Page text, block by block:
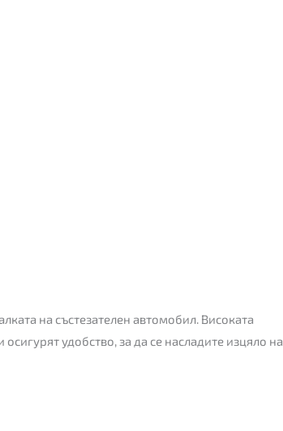
на състезателен автомобил. Високата
удобство, за да се насладите изцяло на